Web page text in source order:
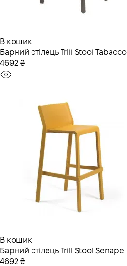
В кошик
Барний стілець Trill Stool Tabacco
4692 ₴
В кошик
Барний стілець Trill Stool Senape
4692 ₴